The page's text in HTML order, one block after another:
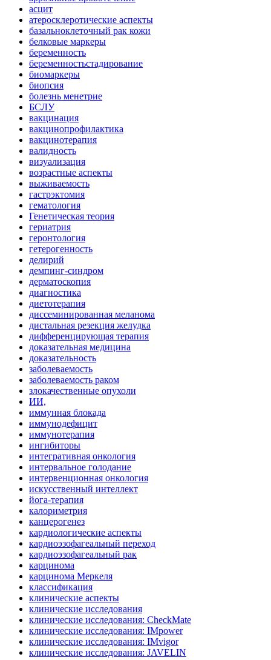
асцит
атеросклеротические аспекты
базальноклеточный рак кожи
белковые маркеры
беременность
беременностьстадирование
биомаркеры
биопсия
болезнь менетрие
БСЛУ
вакцинация
вакцинопрофилактика
вакцинотерапия
валидность
визуализация
возрастные аспекты
выживаемость
гастрэктомия
гематология
Генетическая теория
гериатрия
геронтология
гетерогенность
делирий
демпинг-синдром
дерматоскопия
диагностика
диетотерапия
диссеминированная меланома
дистальная резекция желудка
дифференцирующая терапия
доказательная медицина
доказательность
заболеваемость
заболеваемость раком
злокачественные опухоли
ИИ,
иммунная блокада
иммунодефицит
иммунотерапия
ингибиторы
интегративная онкология
интервальное голодание
интервенционная онкология
искусственный интеллект
йога-терапия
калориметрия
канцерогенез
кардиологические аспекты
кардиоэзофагеальный переход
кардиоэзофагеальный рак
карцинома
карцинома Меркеля
классификация
клинические аспекты
клинические исследования
клинические исследования: CheckMate
клинические исследования: IMpower
клинические исследования: IMvigor
клинические исследования: JAVELIN